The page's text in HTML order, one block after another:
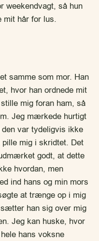
weekendvagt, så hun
mit hår for lus.
samme som mor. Han
hvor han ordnede mit
mig foran ham, så
Jeg mærkede hurtigt
var tydeligvis ikke
mig i skridtet. Det
godt, at dette
hvordan, men
ind hans og min mors
at trænge op i mig
han sig over mig
Jeg kan huske, hvor
hans voksne